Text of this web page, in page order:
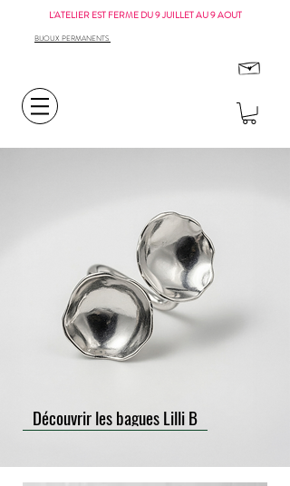
L'ATELIER EST FERME DU 9 JUILLET AU 9 AOUT
BIJOUX PERMANENTS
Découvrir les bagues Lilli B